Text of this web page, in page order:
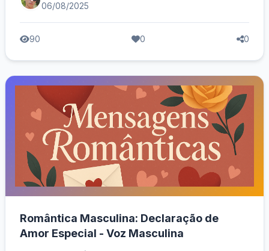
06/08/2025
90 0 0
Romântica Masculina: Declaração de
Amor Especial - Voz Masculina